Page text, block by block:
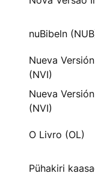
nuBibeln
Nueva
(NVI)
Nueva
(NVI)
O Livro (OL)
Pühakiri